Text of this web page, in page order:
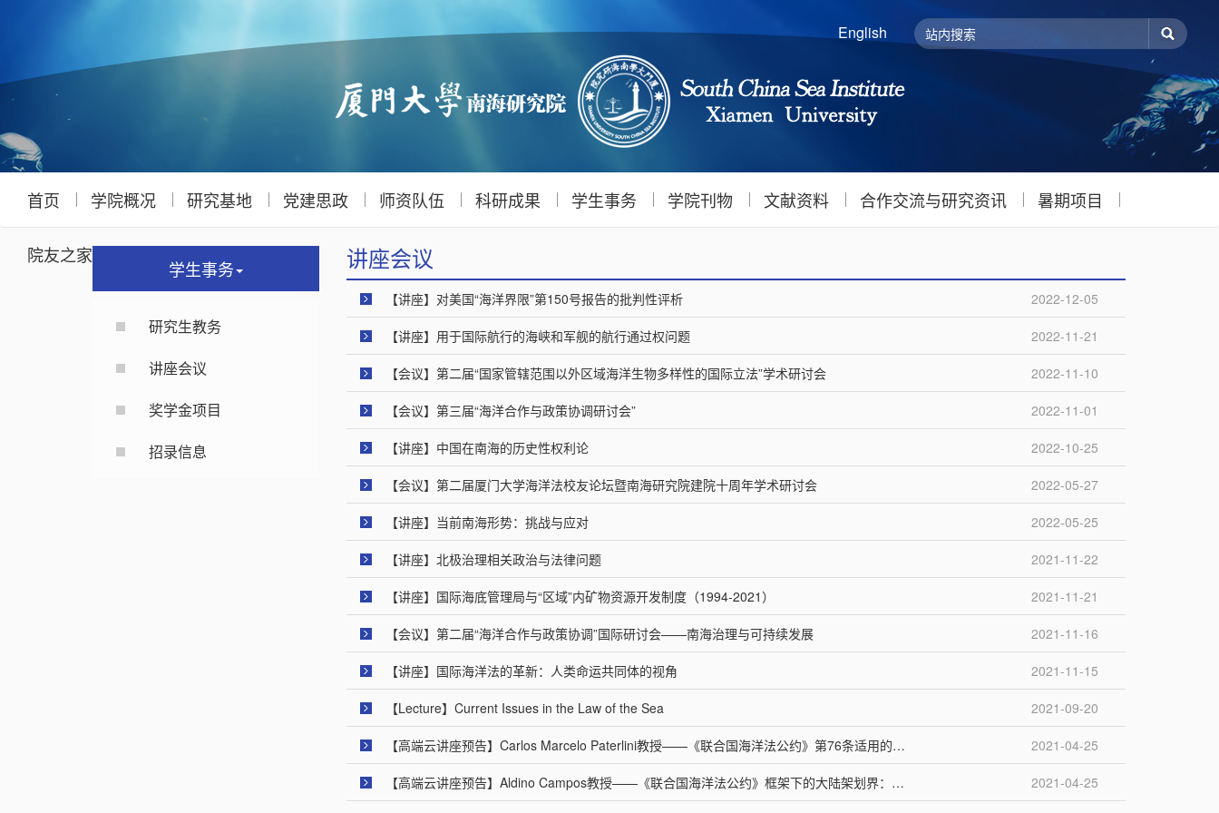
English
首页 学院概况 研究基地 党建思政 师资队伍 科研成果 学生事务 学院刊物 文献资料 合作交流与研究资讯 暑期项目
院友之家 博士后 下载中心
学生事务
研究生教务
讲座会议
奖学金项目
招录信息
讲座会议
【讲座】对美国“海洋界限”第150号报告的批判性评析 2022-12-05
【讲座】用于国际航行的海峡和军舰的航行通过权问题 2022-11-21
【会议】第二届“国家管辖范围以外区域海洋生物多样性的国际立法”学术研讨会 2022-11-10
【会议】第三届“海洋合作与政策协调研讨会” 2022-11-01
【讲座】中国在南海的历史性权利论 2022-10-25
【会议】第二届厦门大学海洋法校友论坛暨南海研究院建院十周年学术研讨会 2022-05-27
【讲座】当前南海形势：挑战与应对 2022-05-25
【讲座】北极治理相关政治与法律问题 2021-11-22
【讲座】国际海底管理局与“区域”内矿物资源开发制度（1994-2021） 2021-11-21
【会议】第二届“海洋合作与政策协调”国际研讨会——南海治理与可持续发展 2021-11-16
【讲座】国际海洋法的革新：人类命运共同体的视角 2021-11-15
【Lecture】Current Issues in the Law of the Sea 2021-09-20
【高端云讲座预告】Carlos Marcelo Paterlini教授——《联合国海洋法公约》第76条适用的法律和科学问题 2021-04-25
【高端云讲座预告】Aldino Campos教授——《联合国海洋法公约》框架下的大陆架划界：法律概念的技术解决方案与全球海洋治理面临的挑战 2021-04-25